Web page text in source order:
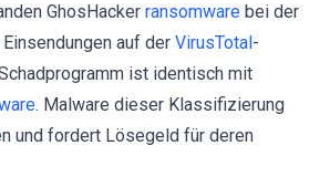
GhosHacker ransomware bei der
auf der VirusTotal-
ist identisch mit
. Malware dieser Klassifizierung
und fordert Lösegeld für deren